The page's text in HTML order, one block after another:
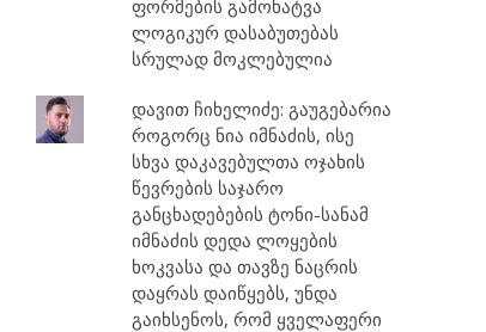
ფორმების გამოხატვა
ლოგიკურ დასაბუთებას
სრულად მოკლებულია
დავით ჩიხელიძე: გაუგებარია
როგორც ნია იმნაძის, ისე
სხვა დაკავებულთა ოჯახის
წევრების საჯარო
განცხადებების ტონი-სანამ
იმნაძის დედა ლოყების
ხოკვასა და თავზე ნაცრის
დაყრას დაიწყებს, უნდა
გაიხსენოს, რომ ყველაფერი